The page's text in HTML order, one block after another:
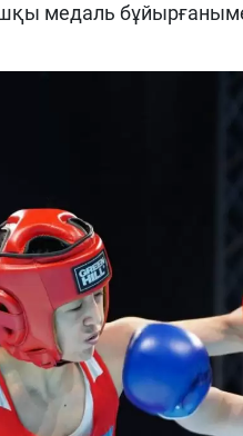
медаль